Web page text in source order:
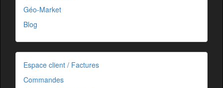
Géo-Market
Blog
Espace client / Factures
Commandes